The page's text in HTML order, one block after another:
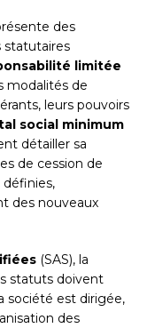
des
statutaires
limitée
modalités de
leurs pouvoirs
social minimum
détailler sa
de cession de
des nouveaux
(SAS), la
statuts doivent
société est dirigée,
des